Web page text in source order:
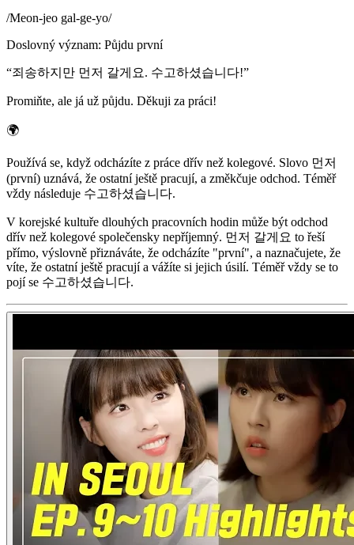
/Meon-jeo gal-ge-yo/
Doslovný význam: Půjdu první
“죄송하지만 먼저 갈게요. 수고하셨습니다!”
Promiňte, ale já už půjdu. Děkuji za práci!
🌍
Používá se, když odcházíte z práce dřív než kolegové. Slovo 먼저
(první) uznává, že ostatní ještě pracují, a změkčuje odchod. Téměř
vždy následuje 수고하셨습니다.
V korejské kultuře dlouhých pracovních hodin může být odchod
dřív než kolegové společensky nepříjemný. 먼저 갈게요 to řeší
přímo, výslovně přiznáváte, že odcházíte "první", a naznačujete, že
víte, že ostatní ještě pracují a vážíte si jejich úsilí. Téměř vždy se to
pojí se 수고하셨습니다.